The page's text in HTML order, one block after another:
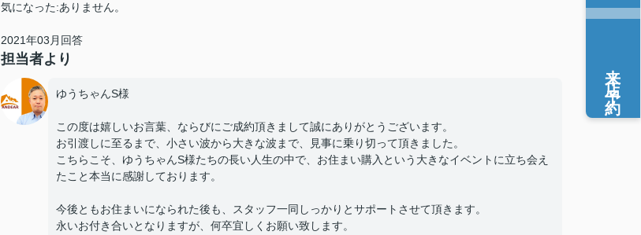
気になった:ありません。
2021年03月回答
担当者より
ゆうちゃんS様
この度は嬉しいお言葉、ならびにご成約頂きまして誠にありがとうございます。
お引渡しに至るまで、小さい波から大きな波まで、見事に乗り切って頂きました。
こちらこそ、ゆうちゃんS様たちの長い人生の中で、お住まい購入という大きなイベントに立ち会え
たこと本当に感謝しております。
今後ともお住まいになられた後も、スタッフ一同しっかりとサポートさせて頂きます。
永いお付き合いとなりますが、何卒宜しくお願い致します。
来店予約